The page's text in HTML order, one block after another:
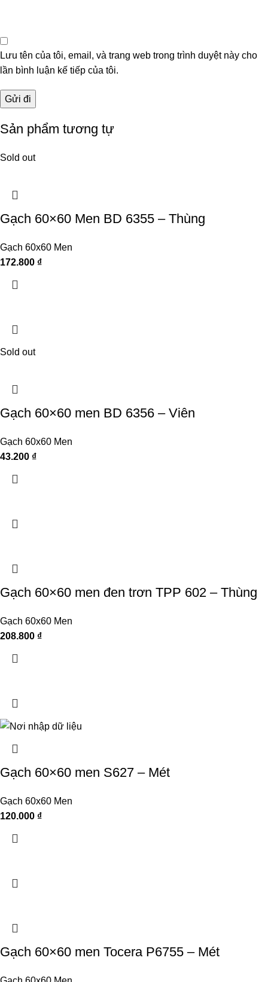
Lưu tên của tôi, email, và trang web trong trình duyệt này cho
lần bình luận kế tiếp của tôi.
Sản phẩm tương tự
Sold out
Gạch 60×60 Men BD 6355 – Thùng
Gạch 60x60 Men
172.800 ₫
Sold out
Gạch 60×60 men BD 6356 – Viên
Gạch 60x60 Men
43.200 ₫
Gạch 60×60 men đen trơn TPP 602 – Thùng
Gạch 60x60 Men
208.800 ₫
Gạch 60×60 men S627 – Mét
Gạch 60x60 Men
120.000 ₫
Gạch 60×60 men Tocera P6755 – Mét